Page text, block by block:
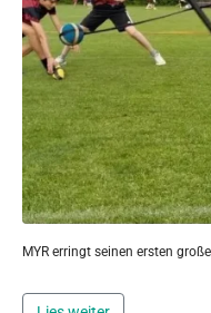
MYR erringt seinen ersten